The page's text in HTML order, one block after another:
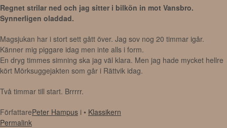
Regnet strilar ned och jag sitter i bilkön in mot Vansbro.
Synnerligen oladdad.
Magsjukan har i stort sett gått över. Jag sov nog 20 timmar igår.
Känner mig piggare idag men inte alls i form.
En dryg timmes simning ska jag väl klara. Men jag hade mycket hellre
kört Mörksuggejakten som går i Rättvik idag.
Två timmar till start. Brrrrr.
FörfattarePeter Hampus i • Klassikern
Permalink